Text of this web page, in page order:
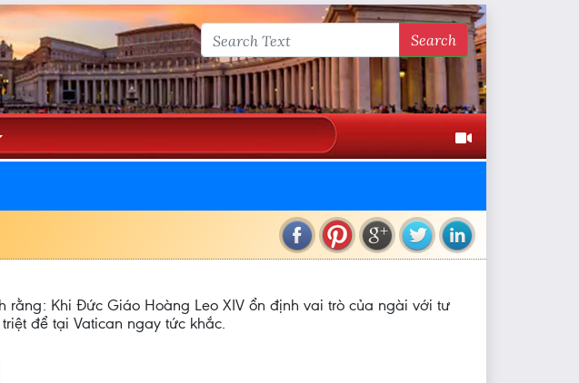
Search
rằng: Khi Đức Giáo Hoàng Leo XIV ổn định vai trò của ngài với tư
để tại Vatican ngay tức khắc.